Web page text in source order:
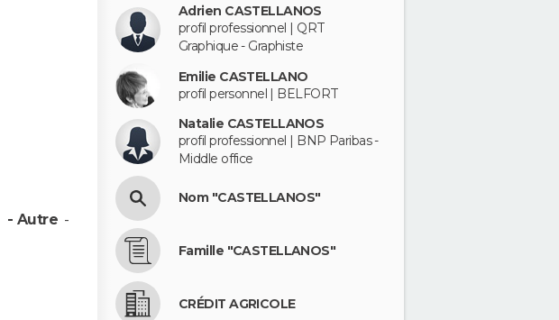
- Autre -
Adrien CASTELLANOS
profil professionnel | QRT
Graphique - Graphiste
Emilie CASTELLANO
profil personnel | BELFORT
Natalie CASTELLANOS
profil professionnel | BNP Paribas -
Middle office
Nom "CASTELLANOS"
Famille "CASTELLANOS"
CRÉDIT AGRICOLE